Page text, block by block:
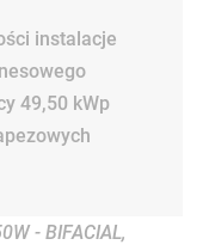
instalacje
49,50 kWp
- BIFACIAL,